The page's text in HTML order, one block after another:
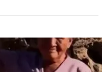
peleado con un
a cuerpo